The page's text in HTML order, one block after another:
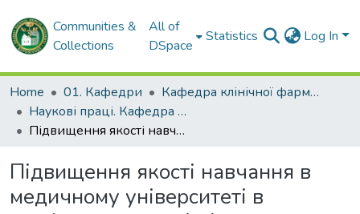
Communities &
Collections
All of
DSpace
Statistics Log In
Home 01. Кафедри
Кафедра клінічної фармакології та внутрішньої медицини
Наукові праці. Кафедра клінічної фармакології та внутрішньої медицини
Підвищення якості навчання в медичному університеті в прифронтовому місті
Підвищення якості навчання в
медичному університеті в